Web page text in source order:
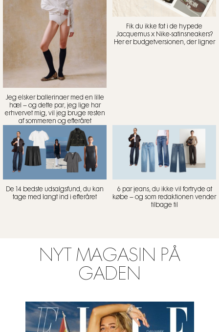
Jeg elsker ballerinaer med en lille
hæl – og dette par, jeg lige har
erhvervet mig, vil jeg bruge resten
af sommeren og efteråret
Fik du ikke fat i de hypede
Jacquemus x Nike-satinsneakers?
Her er budgetversionen, der ligner
De 14 bedste udsalgsfund, du kan
tage med langt ind i efteråret
6 par jeans, du ikke vil fortryde at
købe – og som redaktionen vender
tilbage til
NYT MAGASIN PÅ
GADEN